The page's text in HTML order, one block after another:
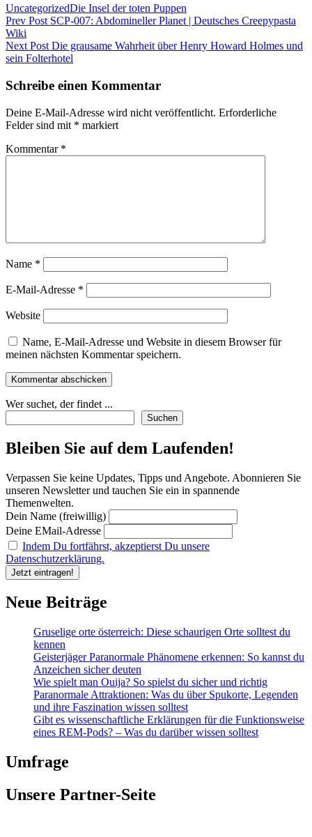
Categories
UncategorizedTags,
Die Insel der toten Puppen
Beitragsnavigation
Previous
Post
Prev Post SCP-007: Abdomineller Planet | Deutsches Creepypasta
Wiki
Next
Post
Next Post Die grausame Wahrheit über Henry Howard Holmes und
sein Folterhotel
Schreibe einen Kommentar
Deine E-Mail-Adresse wird nicht veröffentlicht. Erforderliche
Felder sind mit * markiert
Kommentar *
Name *
E-Mail-Adresse *
Website
Name, E-Mail-Adresse und Website in diesem Browser für
meinen nächsten Kommentar speichern.
Wer suchet, der findet ...
Suchen
Bleiben Sie auf dem Laufenden!
Verpassen Sie keine Updates, Tipps und Angebote. Abonnieren Sie
unseren Newsletter und tauchen Sie ein in spannende
Themenwelten.
Dein Name (freiwillig)
Deine EMail-Adresse
Indem Du fortfährst, akzeptierst Du unsere
Datenschutzerklärung.
Neue Beiträge
Gruselige orte österreich: Diese schaurigen Orte solltest du
kennen
Geisterjäger Paranormale Phänomene erkennen: So kannst du
Anzeichen sicher deuten
Wie spielt man Ouija? So spielst du sicher und richtig
Paranormale Attraktionen: Was du über Spukorte, Legenden
und ihre Faszination wissen solltest
Gibt es wissenschaftliche Erklärungen für die Funktionsweise
eines REM-Pods? – Was du darüber wissen solltest
Umfrage
Unsere Partner-Seite